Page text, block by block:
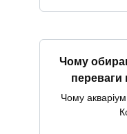
Чому
переваги
Чому